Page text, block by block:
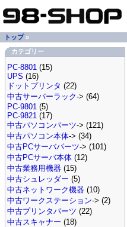
トップ»
カテゴリー
PC-8801 (15)
UPS (16)
ドットプリンタ (22)
中古サーバーラック-> (64)
PC-9801 (5)
PC-9821 (17)
中古パソコンパーツ-> (121)
中古パソコン本体-> (34)
中古PCサーバパーツ-> (101)
中古PCサーバ本体 (12)
中古業務用機器 (15)
中古シュレッダー (5)
中古ネットワーク機器 (10)
中古ワークステーション-> (2)
中古プリンタパーツ (22)
中古スキャナー (18)